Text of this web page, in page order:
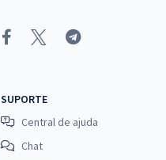
SUPORTE
Central de ajuda
Chat